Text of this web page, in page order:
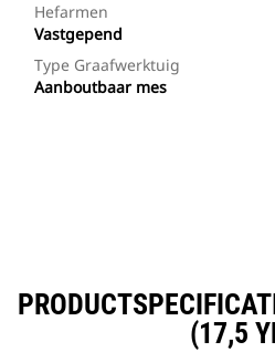
Hefarmen
Vastgepend
Type Graafwerktuig
Aanboutbaar mes
(17,5